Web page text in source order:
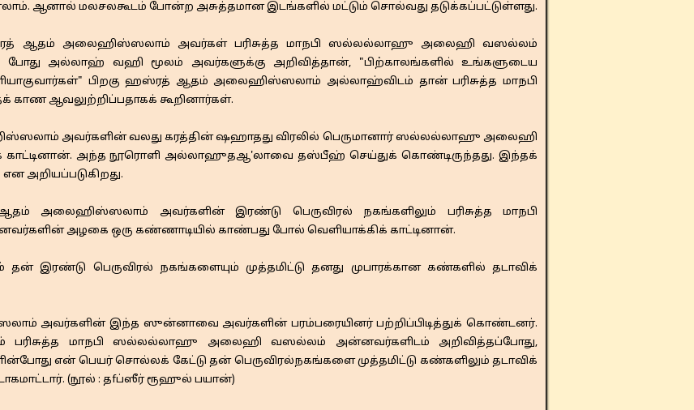
ஆனால் மலசலகூடம் போன்ற அசுத்தமான இடங்களில் மட்டும் சொல்வது தடுக்கப்பட்டுள்ளது.
ஆதம் அலைஹிஸ்ஸலாம் அவர்கள் பரிசுத்த மாநபி ஸல்லல்லாஹு அலைஹி வஸல்லம்
அல்லாஹ் வஹி மூலம் அவர்களுக்கு அறிவித்தான், "பிற்காலங்களில் உங்களுடைய
பிறகு ஹஸ்ரத் ஆதம் அலைஹிஸ்ஸலாம் அல்லாஹ்விடம் தான் பரிசுத்த மாநபி
ஆவலுற்றிப்பதாகக் கூறினார்கள்.
அவர்களின் வலது கரத்தின் ஷஹாதது விரலில் பெருமானார் ஸல்லல்லாஹு அலைஹி
அந்த நூரொளி அல்லாஹுதஆ'லாவை தஸ்பீஹ் செய்துக் கொண்டிருந்தது. இந்தக்
அறியப்படுகிறது.
அலைஹிஸ்ஸலாம் அவர்களின் இரண்டு பெருவிரல் நகங்களிலும் பரிசுத்த மாநபி
அழகை ஒரு கண்ணாடியில் காண்பது போல் வெளியாக்கிக் காட்டினான்.
பெருவிரல் நகங்களையும் முத்தமிட்டு தனது முபாரக்கான கண்களில் தடாவிக்
அவர்களின் இந்த ஸுன்னாவை அவர்களின் பரம்பரையினர் பற்றிப்பிடித்துக் கொண்டனர்.
மாநபி ஸல்லல்லாஹு அலைஹி வஸல்லம் அன்னவர்களிடம் அறிவித்தப்போது,
என் பெயர் சொல்லக் கேட்டு தன் பெருவிரல்நகங்களை முத்தமிட்டு கண்களிலும் தடாவிக்
(நூல் : தfப்ஸீர் ரூஹுல் பயான்)